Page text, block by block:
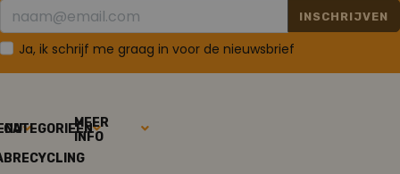
INSCHRIJVEN
Ja, ik schrijf me graag in voor de nieuwsbrief
CATEGORIEËNMEER
INFO